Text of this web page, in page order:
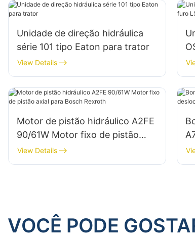
Unidade de direção hidráulica
série 101 tipo Eaton para trator
View Details
Motor de pistão hidráulico A2FE
90/61W Motor fixo de pistão
axial para Bosch Rexroth
View Details
VOCÊ PODE